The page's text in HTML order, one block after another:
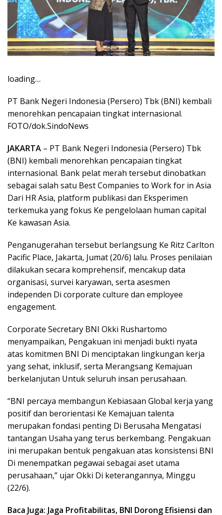
loading…
PT Bank Negeri Indonesia (Persero) Tbk (BNI) kembali
menorehkan pencapaian tingkat internasional.
FOTO/dok.SindoNews
JAKARTA – PT Bank Negeri Indonesia (Persero) Tbk
(BNI) kembali menorehkan pencapaian tingkat
internasional. Bank pelat merah tersebut dinobatkan
sebagai salah satu Best Companies to Work for in Asia
Dari HR Asia, platform publikasi dan Eksperimen
terkemuka yang fokus Ke pengelolaan human capital
Ke kawasan Asia.
Penganugerahan tersebut berlangsung Ke Ritz Carlton
Pacific Place, Jakarta, Jumat (20/6) lalu. Proses penilaian
dilakukan secara komprehensif, mencakup data
organisasi, survei karyawan, serta asesmen
independen Di corporate culture dan employee
engagement.
Corporate Secretary BNI Okki Rushartomo
menyampaikan, Pengakuan ini menjadi bukti nyata
atas komitmen BNI Di menciptakan lingkungan kerja
yang sehat, inklusif, serta Merangsang Kemajuan
berkelanjutan Untuk seluruh insan perusahaan.
“BNI percaya membangun Kebiasaan Global kerja yang
positif dan berorientasi Ke Kemajuan talenta
merupakan fondasi penting Di Berusaha Mengatasi
tantangan Usaha yang terus berkembang. Pengakuan
ini merupakan bentuk pengakuan atas konsistensi BNI
Di menempatkan pegawai sebagai aset utama
perusahaan,” ujar Okki Di keterangannya, Minggu
(22/6).
Baca Juga: Jaga Profitabilitas, BNI Dorong Efisiensi dan